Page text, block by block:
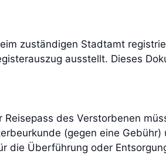
zuständigen Stadtamt
ausstellt. Dieses
Reisepass des Verstorbenen
(gegen eine
die Überführung oder